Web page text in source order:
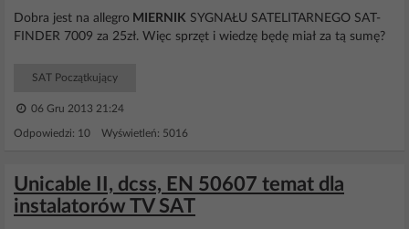
Dobra jest na allegro MIERNIK SYGNAŁU SATELITARNEGO SAT-
FINDER 7009 za 25zł. Więc sprzęt i wiedzę będę miał za tą sumę?
SAT Początkujący
06 Gru 2013 21:24
Odpowiedzi: 10 Wyświetleń: 5016
Unicable II, dcss, EN 50607 temat dla
instalatorów TV SAT